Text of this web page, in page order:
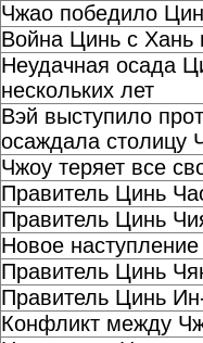
Чжао победило
Война Цинь с Хань
Неудачная осада
нескольких лет
Вэй выступило
осаждала столицу
Чжоу теряет все
Правитель Цинь
Правитель Цинь
Новое
Правитель Цинь
Правитель Цинь
Конфликт между